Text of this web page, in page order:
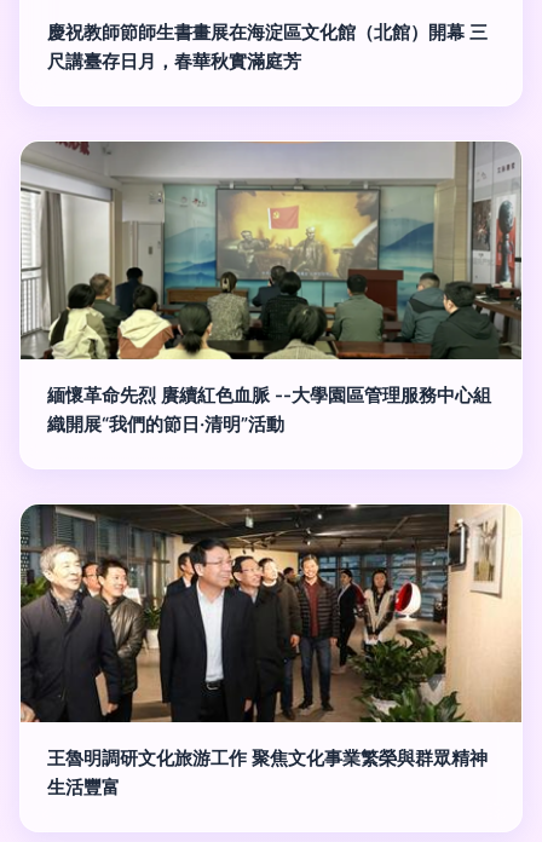
慶祝教師節師生書畫展在海淀區文化館（北館）開幕 三
尺講臺存日月，春華秋實滿庭芳
緬懷革命先烈 賡續紅色血脈 --大學園區管理服務中心組
織開展“我們的節日·清明”活動
王魯明調研文化旅游工作 聚焦文化事業繁榮與群眾精神
生活豐富